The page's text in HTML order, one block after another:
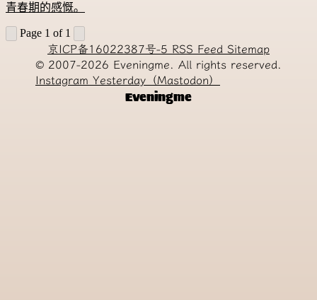
青春期的感慨。
Page 1 of 1
京ICP备16022387号-5 RSS Feed Sitemap
© 2007-2026 Eveningme. All rights reserved.
Instagram Yesterday（Mastodon）
Eveningme